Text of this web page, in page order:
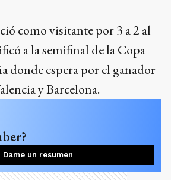
como visitante por 3 a 2 al
a la semifinal de la Copa
donde espera por el ganador
y Barcelona.
Dame un resumen